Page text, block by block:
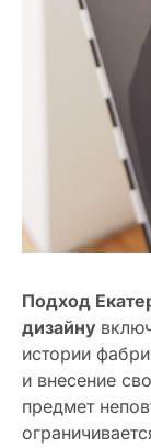
Подход
дизайну
истории
и внесение
предмет